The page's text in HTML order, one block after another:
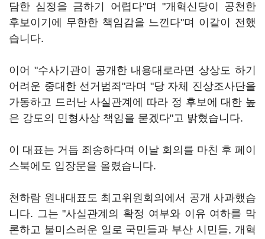
담한 심정을 금하기 어렵다"며 "개혁신당이 공천한
후보이기에 무한한 책임감을 느낀다"며 이같이 전했
습니다.
이어 "수사기관이 공개한 내용대로라면 상상도 하기
어려운 중대한 선거범죄"라며 "당 자체 진상조사단을
가동하고 드러난 사실관계에 따라 정 후보에 대한 높
은 강도의 민형사상 책임을 묻겠다"고 밝혔습니다.
이 대표는 거듭 죄송하다며 이날 회의를 마친 후 페이
스북에도 입장문을 올렸습니다.
천하람 원내대표도 최고위원회의에서 공개 사과했습
니다. 그는 "사실관계의 확정 여부와 이유 여하를 막
론하고 불미스러운 일로 국민들과 부산 시민들, 개혁